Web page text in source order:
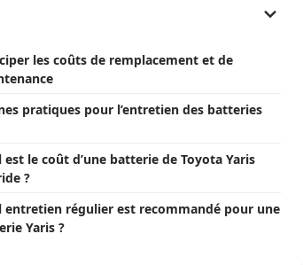
les coûts de remplacement et de
pratiques pour l’entretien des batteries
est le coût d’une batterie de Toyota Yaris
?
entretien régulier est recommandé pour une
Yaris ?